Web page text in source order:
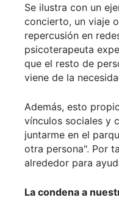
Se ilustra con un
concierto, un viaje
repercusión en
psicoterapeuta
que el resto de
viene de la
Además, esto
vínculos sociales y
juntarme en el
otra persona". Por
alrededor para
La condena a